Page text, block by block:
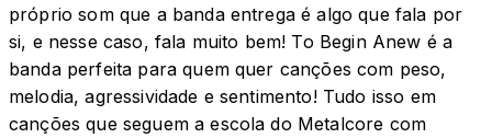
próprio som que a banda entrega é algo que fala por
si, e nesse caso, fala muito bem! To Begin Anew é a
banda perfeita para quem quer canções com peso,
melodia, agressividade e sentimento! Tudo isso em
canções que seguem a escola do Metalcore com